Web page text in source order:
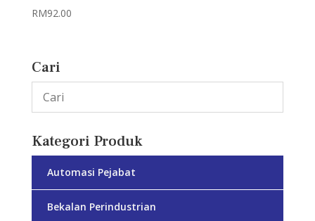
RM92.00
Cari
Kategori Produk
Automasi Pejabat
Bekalan Perindustrian